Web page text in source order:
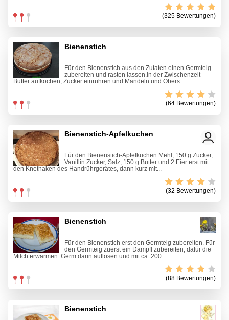
(325 Bewertungen)
Bienenstich
Für den Bienenstich aus den Zutaten einen Germteig
zubereiten und rasten lassen.In der Zwischenzeit
Butter aufkochen, Zucker einrühren und Mandeln und Obers...
(64 Bewertungen)
Bienenstich-Apfelkuchen
Für den Bienenstich-Apfelkuchen Mehl, 150 g Zucker,
Vanillin Zucker, Salz, 150 g Butter und 2 Eier erst mit
den Knethaken des Handrührgerätes, dann kurz mit...
(32 Bewertungen)
Bienenstich
Für den Bienenstich erst den Germteig zubereiten. Für
den Germteig zuerst ein Dampfl zubereiten, dafür die
Milch erwärmen. Germ darin auflösen und mit ca. 200...
(88 Bewertungen)
Bienenstich